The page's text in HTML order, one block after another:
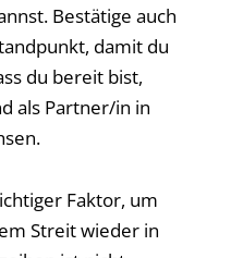
Bestätige auch
damit du
du bereit bist,
als Partner/in in
Faktor, um
Streit wieder in